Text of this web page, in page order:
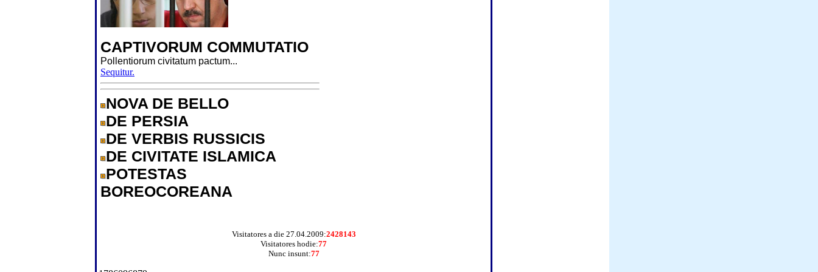
CAPTIVORUM COMMUTATIO
Pollentiorum civitatum pactum...
Sequitur.
NOVA DE BELLO
DE PERSIA
DE VERBIS RUSSICIS
DE CIVITATE ISLAMICA
POTESTAS
BOREOCOREANA
Visitatores a die 27.04.2009:2428143
Visitatores hodie:77
Nunc insunt:77